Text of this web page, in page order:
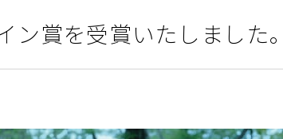
賞を受賞いたしました。